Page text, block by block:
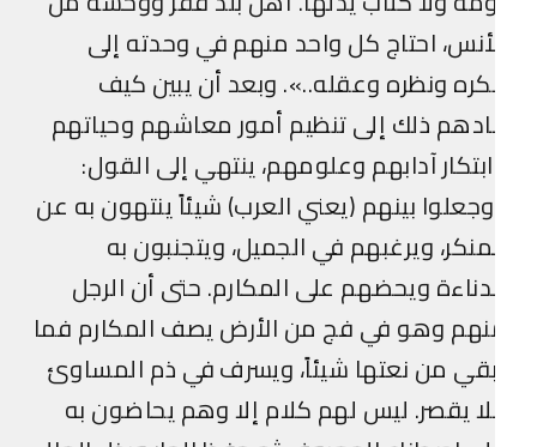
احتاج كل واحد منهم في وحدته إلى
ونظره وعقله..». وبعد أن يبين كيف
ذلك إلى تنظيم أمور معاشهم وحياتهم
آدابهم وعلومهم، ينتهي إلى القول:
بينهم (يعني العرب) شيئاً ينتهون به عن
ويرغبهم في الجميل، ويتجنبون به
ويحضهم على المكارم. حتى أن الرجل
وهو في فج من الأرض يصف المكارم فما
من نعتها شيئاً، ويسرف في ذم المساوئ
يقصر. ليس لهم كلام إلا وهم يحاضون به